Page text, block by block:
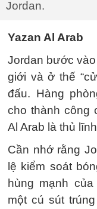
Jordan.
Yazan Al Arab
Jordan bước
giới và ở thế
đấu. Hàng
cho thành công
Al Arab là thủ
Cần nhớ rằng
lệ kiểm soát
hùng mạnh
một cú sút